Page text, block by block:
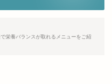
栄養バランスが取れるメニューをご紹